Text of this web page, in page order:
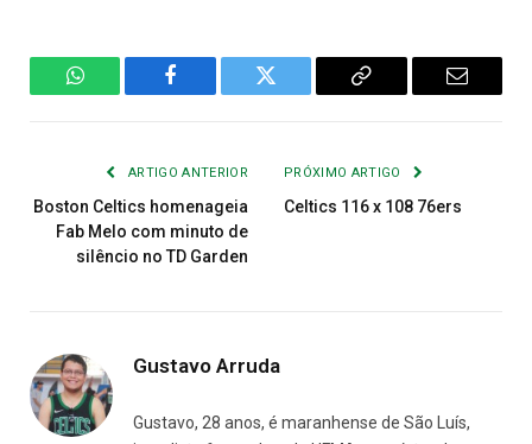
WhatsAppFacebook Twitter
Copiar
E-
ARTIGO ANTERIOR
Boston Celtics homenageia
Fab Melo com minuto de
silêncio no TD Garden
PRÓXIMO ARTIGO
Celtics 116 x 108 76ers
Gustavo Arruda
Gustavo, 28 anos, é maranhense de São Luís,